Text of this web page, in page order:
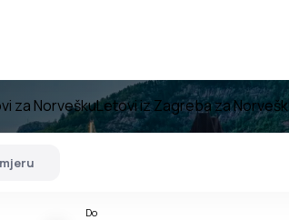
za NorveškuLetovi iz Zagreba za
Do